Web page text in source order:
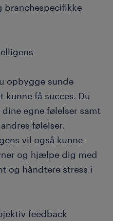
branchespecifikke
opbygge sunde
kunne få succes. Du
egne følelser samt
følelser.
vil også kunne
og hjælpe dig med
og håndtere stress i
feedback